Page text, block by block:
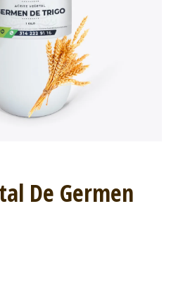
De Germen